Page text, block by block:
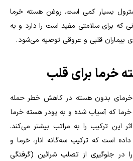
بسیار کمی است. روغن هسته خرما
که برای سلامتی مفید است را دارد و به
بیماران قلبی و عروقی توصیه می‌شود.
خرما برای قلب
خرمای بدون هسته در کاهش خطر حمله
که آسیاب شده و به پودر هسته خرما
این ترکیب را به مراتب بیشتر می‌کند.
است که ترکیب سه‌گانه انار، خرما و
در جلوگیری از تصلب شرائین (گرفتگی